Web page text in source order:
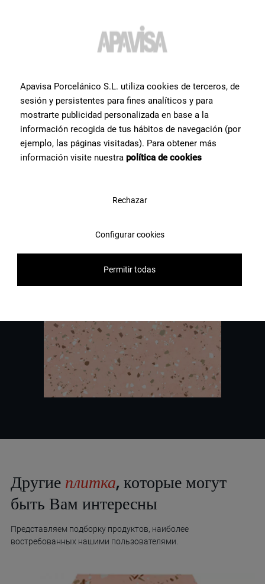
информация или помощьпо
продукту?
Свяжитесь с командой специалистов Apavisa Porcelánico. Мы
проконсультируем Вас и поможем со всем, что нужно для
Другие плитка, которые могут
быть Вам интересны
Представляем подборку продуктов, наиболее
востребованных нашими пользователями.
Apavisa Porcelánico S.L. utiliza cookies de terceros, de
sesión y persistentes para fines analíticos y para
mostrarte publicidad personalizada en base a la
información recogida de tus hábitos de navegación (por
ejemplo, las páginas visitadas). Para obtener más
información visite nuestra política de cookies
Rechazar
Configurar cookies
Permitir todas